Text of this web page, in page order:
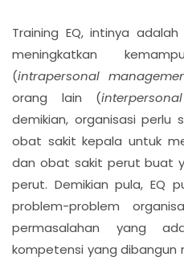
Training EQ, intinya
meningkatkan
(intrapersonal
orang lain (
demikian, organisasi perlu
obat sakit kepala untuk
dan obat sakit perut buat
perut. Demikian pula, EQ
problem-problem
permasalahan yang
kompetensi yang dibangun